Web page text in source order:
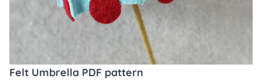
Felt Umbrella PDF pattern